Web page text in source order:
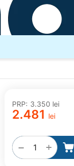
PRP: 3.350 lei
2.481 lei
+
−
la
favorite